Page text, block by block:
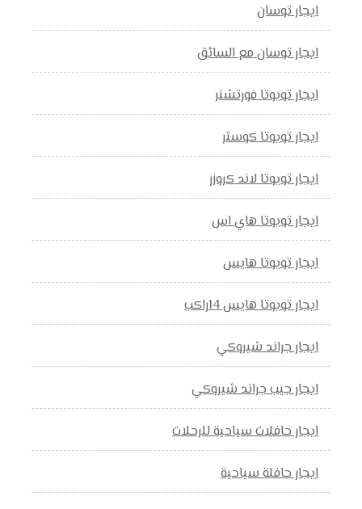
ايجار توسان
ايجار توسان مع السائق
ايجار تويوتا فورتشنر
ايجار تويوتا كوستر
ايجار تويوتا لاند كروزر
ايجار تويوتا هاي اس
ايجار تويوتا هايس
ايجار تويوتا هايس 14راكب
ايجار جراند شيروكي
ايجار جيب جراند شيروكي
ايجار حافلات سياحية للرحلات
ايجار حافلة سياحية